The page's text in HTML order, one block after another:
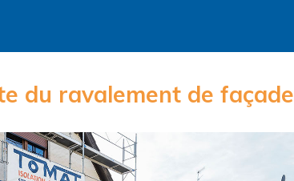
du ravalement de façade